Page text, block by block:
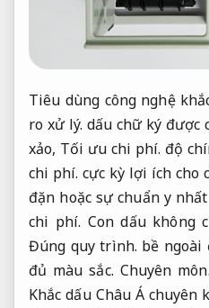
Tiêu dùng công nghệ
ro xử lý. dấu chữ ký được
xảo, Tối ưu chi phí. độ
chi phí. cực kỳ lợi ích cho
đặn hoặc sự chuẩn y
chi phí. Con dấu không
Đúng quy trình. bề ngoài
đủ màu sắc. Chuyên môn.
Khắc dấu Châu Á chuyên